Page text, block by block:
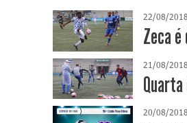
22/08/2018
Zeca
21/08/2018
20/08/2018